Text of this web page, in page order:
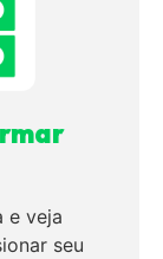
e veja
seu